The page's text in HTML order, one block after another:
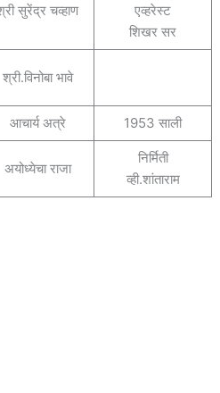
सुरेंद्र चव्हाण
एव्हरेस्ट
शिखर सर
श्री.विनोबा भावे
आचार्य अत्रे 1953 साली
अयोध्येचा राजा
निर्मिती
व्ही.शांताराम